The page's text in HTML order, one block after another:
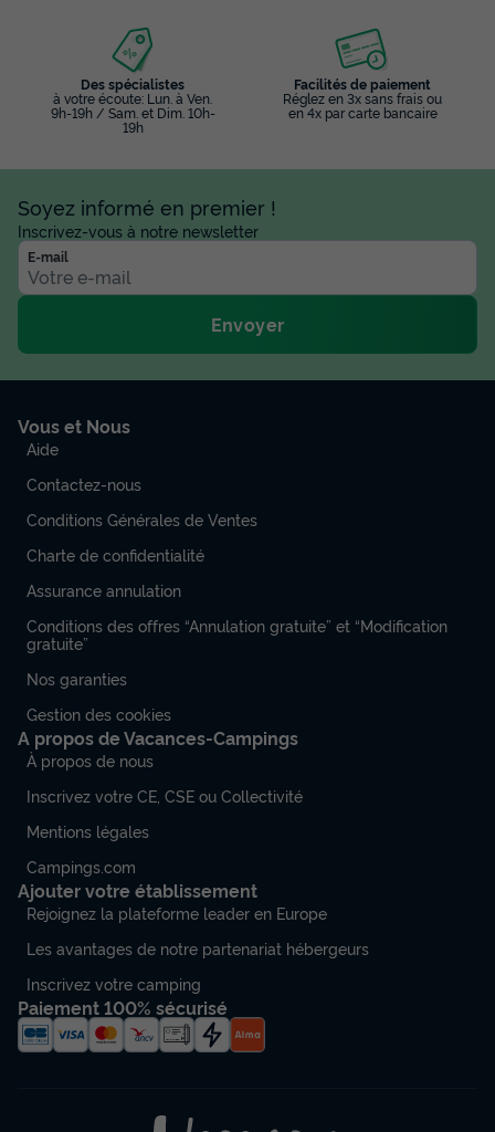
Des spécialistes
à votre écoute: Lun. à Ven.
9h-19h / Sam. et Dim. 10h-
19h
Facilités de paiement
Réglez en 3x sans frais ou
en 4x par carte bancaire
Soyez informé en premier !
Inscrivez-vous à notre newsletter
E-mail
Envoyer
Vous et Nous
Aide
Contactez-nous
Conditions Générales de Ventes
Charte de confidentialité
Assurance annulation
Conditions des offres “Annulation gratuite” et “Modification
gratuite”
Nos garanties
Gestion des cookies
A propos de Vacances-Campings
À propos de nous
Inscrivez votre CE, CSE ou Collectivité
Mentions légales
Campings.com
Ajouter votre établissement
Rejoignez la plateforme leader en Europe
Les avantages de notre partenariat hébergeurs
Inscrivez votre camping
Paiement 100% sécurisé